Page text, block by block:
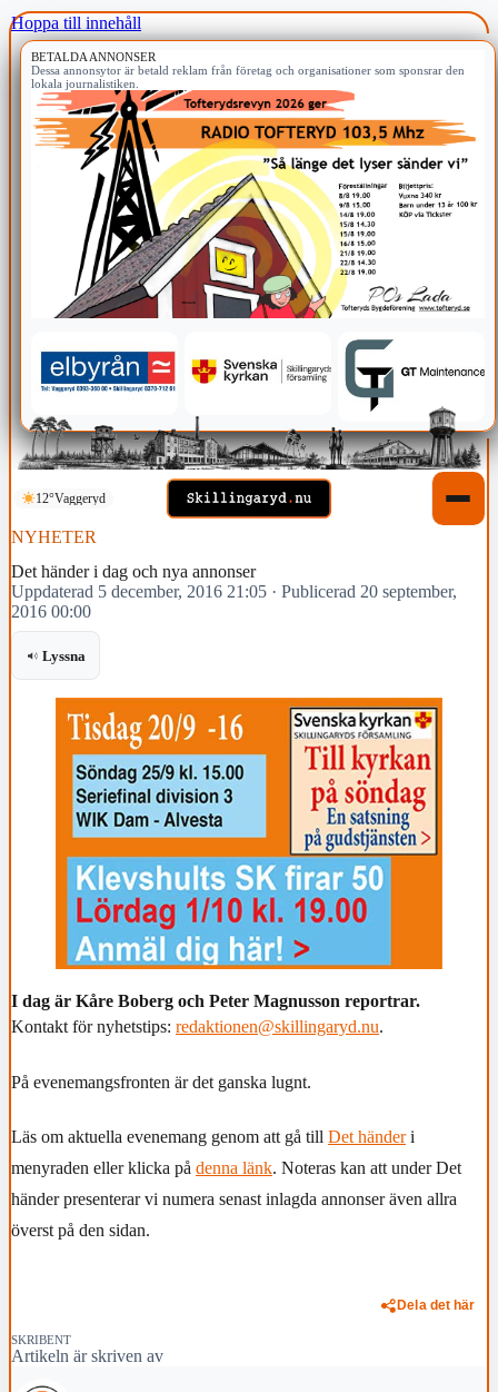
Hoppa till innehåll
BETALDA ANNONSER
Dessa annonsytor är betald reklam från företag och organisationer som sponsrar den
lokala journalistiken.
12°Vaggeryd
NYHETER
Det händer i dag och nya annonser
Uppdaterad 5 december, 2016 21:05 · Publicerad 20 september,
2016 00:00
Lyssna
I dag är Kåre Boberg och Peter Magnusson reportrar.
Kontakt för nyhetstips: redaktionen@skillingaryd.nu.
På evenemangsfronten är det ganska lugnt.
Läs om aktuella evenemang genom att gå till Det händeri
menyraden eller klicka på denna länk. Noteras kan att under Det
händer presenterar vi numera senast inlagda annonser även allra
överst på den sidan.
Dela det här
SKRIBENT
Artikeln är skriven av